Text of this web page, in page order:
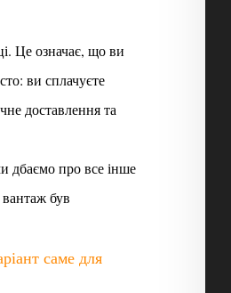
Це означає, що ви
ви сплачуєте
доставлення та
дбаємо про все інше
був
саме для